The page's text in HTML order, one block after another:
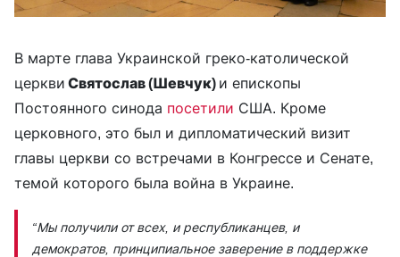
В марте глава Украинской греко-католической
церкви Святослав (Шевчук) и епископы
Постоянного синода посетили США. Кроме
церковного, это был и дипломатический визит
главы церкви со встречами в Конгрессе и Сенате,
темой которого была война в Украине.
“Мы получили от всех, и республиканцев, и
демократов, принципиальное заверение в поддержке